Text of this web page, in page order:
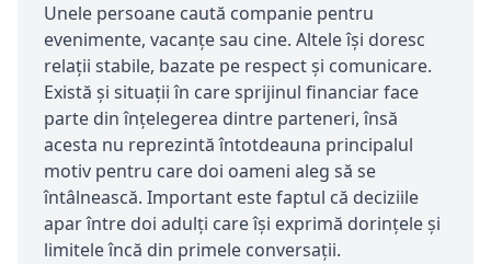
Unele persoane caută companie pentru
evenimente, vacanțe sau cine. Altele își doresc
relații stabile, bazate pe respect și comunicare.
Există și situații în care sprijinul financiar face
parte din înțelegerea dintre parteneri, însă
acesta nu reprezintă întotdeauna principalul
motiv pentru care doi oameni aleg să se
întâlnească. Important este faptul că deciziile
apar între doi adulți care își exprimă dorințele și
limitele încă din primele conversații.